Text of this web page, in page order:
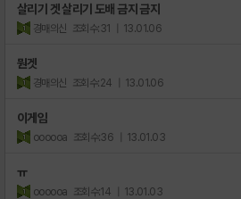
살리기 겟 살리기 도배 금지 금지
경매의신 조회수:31 | 13.01.06
뭔겟
경매의신 조회수:24 | 13.01.06
이게임
oooooa 조회수:36 | 13.01.03
ㅠ
oooooa 조회수:14 | 13.01.03